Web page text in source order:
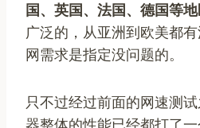
国、英国、法国、德国等地
广泛的，从亚洲到欧美都
网需求是指定没问题的。
只不过经过前面的网速测
器整体的性能已经都打了